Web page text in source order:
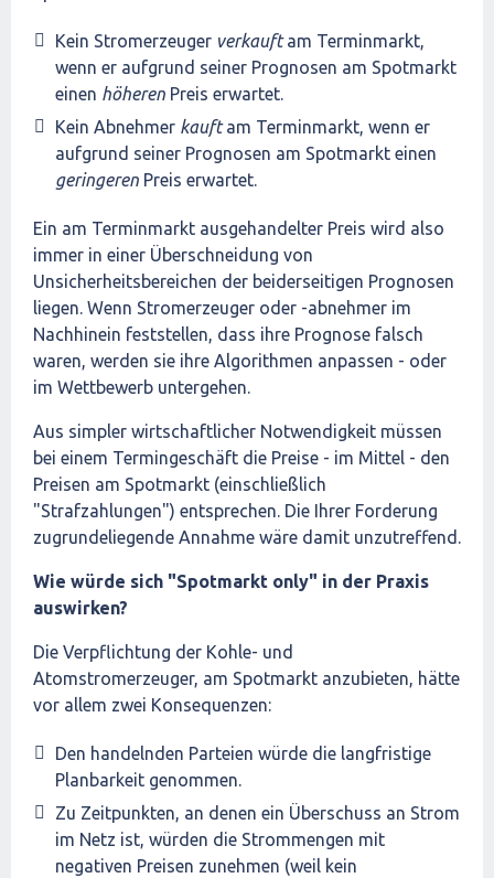
Kein Stromerzeuger verkauftam Terminmarkt,
wenn er aufgrund seiner Prognosen am Spotmarkt
einen höheren Preis erwartet.
Kein Abnehmer kauftam Terminmarkt, wenn er
aufgrund seiner Prognosen am Spotmarkt einen
geringeren Preis erwartet.
Ein am Terminmarkt ausgehandelter Preis wird also
immer in einer Überschneidung von
Unsicherheitsbereichen der beiderseitigen Prognosen
liegen. Wenn Stromerzeuger oder -abnehmer im
Nachhinein feststellen, dass ihre Prognose falsch
waren, werden sie ihre Algorithmen anpassen - oder
im Wettbewerb untergehen.
Aus simpler wirtschaftlicher Notwendigkeit müssen
bei einem Termingeschäft die Preise - im Mittel - den
Preisen am Spotmarkt (einschließlich
"Strafzahlungen") entsprechen. Die Ihrer Forderung
zugrundeliegende Annahme wäre damit unzutreffend.
Wie würde sich "Spotmarkt only" in der Praxis
auswirken?
Die Verpflichtung der Kohle- und
Atomstromerzeuger, am Spotmarkt anzubieten, hätte
vor allem zwei Konsequenzen:
Den handelnden Parteien würde die langfristige
Planbarkeit genommen.
Zu Zeitpunkten, an denen ein Überschuss an Strom
im Netz ist, würden die Strommengen mit
negativen Preisen zunehmen (weil kein